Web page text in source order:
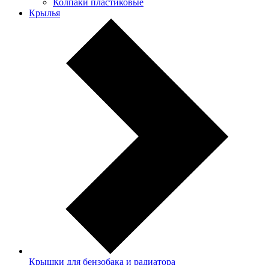
Крылья
Крышки для бензобака и радиатора